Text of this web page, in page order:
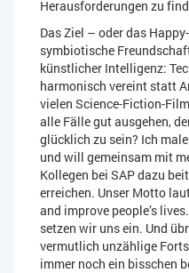
Herausforderungen zu
Das Ziel – oder das
symbiotische
künstlicher Intelligenz:
harmonisch vereint statt
vielen Science-Fiction-
alle Fälle gut ausgehen,
glücklich zu sein? Ich
und will gemeinsam mit
Kollegen bei SAP dazu
erreichen. Unser Motto
and improve people’s
setzen wir uns ein. Und
vermutlich unzählige
immer noch ein bisschen